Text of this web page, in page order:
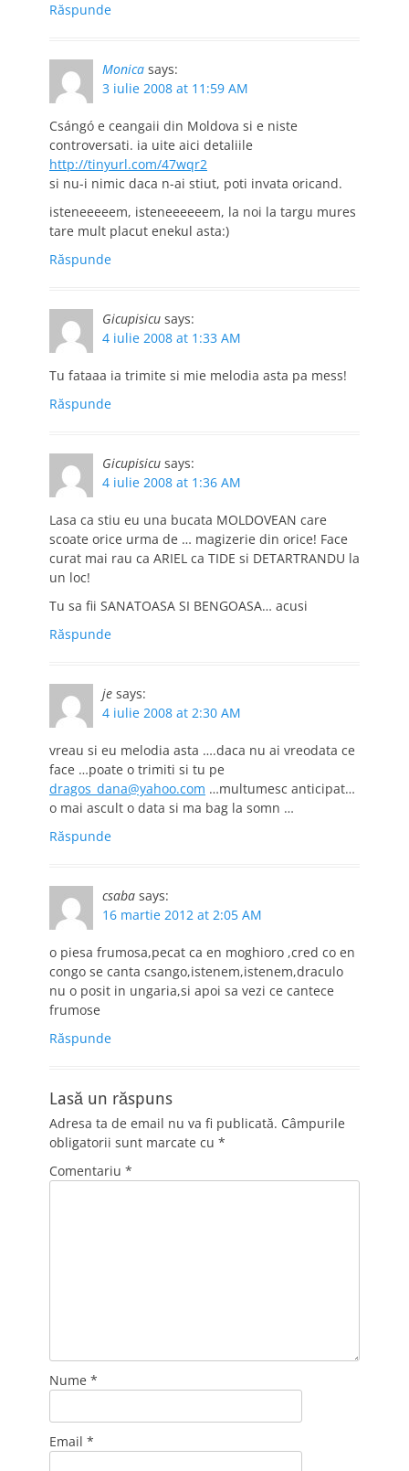
Răspunde
Monica says:
3 iulie 2008 at 11:59 AM
Csángó e ceangaii din Moldova si e niste
controversati. ia uite aici detaliile
http://tinyurl.com/47wqr2
si nu-i nimic daca n-ai stiut, poti invata oricand.
isteneeeeem, isteneeeeeem, la noi la targu mures
tare mult placut enekul asta:)
Răspunde
Gicupisicu says:
4 iulie 2008 at 1:33 AM
Tu fataaa ia trimite si mie melodia asta pa mess!
Răspunde
Gicupisicu says:
4 iulie 2008 at 1:36 AM
Lasa ca stiu eu una bucata MOLDOVEAN care
scoate orice urma de … magizerie din orice! Face
curat mai rau ca ARIEL ca TIDE si DETARTRANDU la
un loc!
Tu sa fii SANATOASA SI BENGOASA… acusi
Răspunde
je says:
4 iulie 2008 at 2:30 AM
vreau si eu melodia asta ….daca nu ai vreodata ce
face …poate o trimiti si tu pe
dragos_dana@yahoo.com …multumesc anticipat…
o mai ascult o data si ma bag la somn …
Răspunde
csaba says:
16 martie 2012 at 2:05 AM
o piesa frumosa,pecat ca en moghioro ,cred co en
congo se canta csango,istenem,istenem,draculo
nu o posit in ungaria,si apoi sa vezi ce cantece
frumose
Răspunde
Lasă un răspuns
Adresa ta de email nu va fi publicată. Câmpurile
obligatorii sunt marcate cu *
Comentariu *
Nume *
Email *